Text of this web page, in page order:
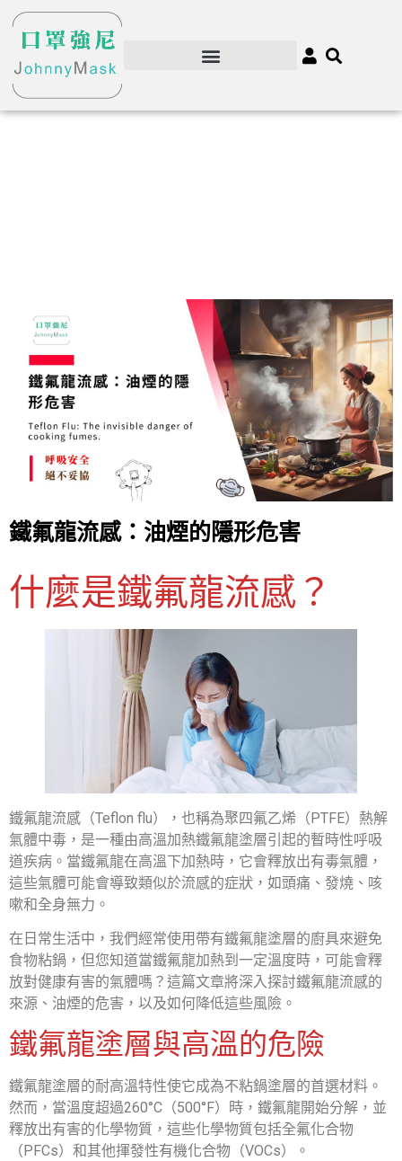
鐵氟龍流感：油煙的隱形危害
什麼是鐵氟龍流感？
鐵氟龍流感（Teflon flu），也稱為聚四氟乙烯（PTFE）熱解
氣體中毒，是一種由高溫加熱鐵氟龍塗層引起的暫時性呼吸
道疾病。當鐵氟龍在高溫下加熱時，它會釋放出有毒氣體，
這些氣體可能會導致類似於流感的症狀，如頭痛、發燒、咳
嗽和全身無力。
在日常生活中，我們經常使用帶有鐵氟龍塗層的廚具來避免
食物粘鍋，但您知道當鐵氟龍加熱到一定溫度時，可能會釋
放對健康有害的氣體嗎？這篇文章將深入探討鐵氟龍流感的
來源、油煙的危害，以及如何降低這些風險。
鐵氟龍塗層與高溫的危險
鐵氟龍塗層的耐高溫特性使它成為不粘鍋塗層的首選材料。
然而，當溫度超過260°C（500°F）時，鐵氟龍開始分解，並
釋放出有害的化學物質，這些化學物質包括全氟化合物
（PFCs）和其他揮發性有機化合物（VOCs）。